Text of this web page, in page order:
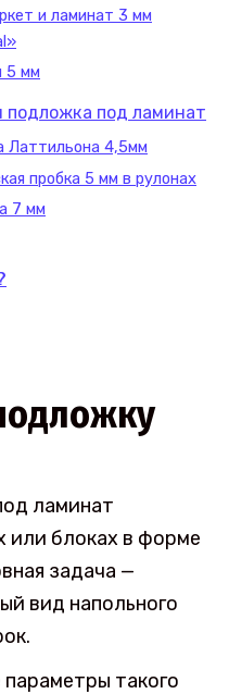
и ламинат 3 мм
5 мм
подложка под ламинат
Латтильона 4,5мм
пробка 5 мм в рулонах
7 мм
ламинат
или блоках в форме
задача —
вид напольного
такого